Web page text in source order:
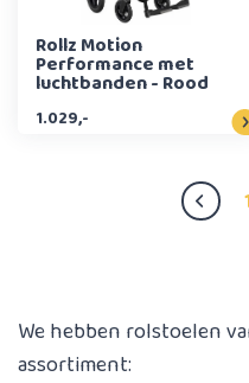
Rollz Motion
Performance met
luchtbanden - Rood
1.029,-
We hebben rolstoelen
assortiment: